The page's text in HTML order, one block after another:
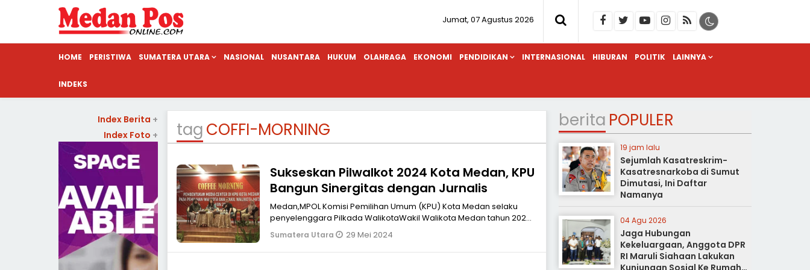
Jumat, 07 Agustus 2026
HOME PERISTIWA SUMATERA UTARA NASIONAL NUSANTARA HUKUM OLAHRAGA EKONOMI PENDIDIKAN INTERNASIONAL HIBURAN POLITIK LAINNYA
INDEKS
tagCOFFI-MORNING
Sukseskan Pilwalkot 2024 Kota Medan, KPU
Bangun Sinergitas dengan Jurnalis
Medan,MPOL Komisi Pemilihan Umum (KPU) Kota Medan selaku
penyelenggara Pilkada WalikotaWakil Walikota Medan tahun 2024
secara serentak yan
Sumatera Utara 29 Mei 2024
Index Berita +
Index Foto +
berita POPULER
19 jam lalu
Sejumlah Kasatreskrim-
Kasatresnarkoba di Sumut
Dimutasi, Ini Daftar
Namanya
04 Agu 2026
Jaga Hubungan
Kekeluargaan, Anggota DPR
RI Maruli Siahaan Lakukan
Kunjungan Sosial Ke Rumah